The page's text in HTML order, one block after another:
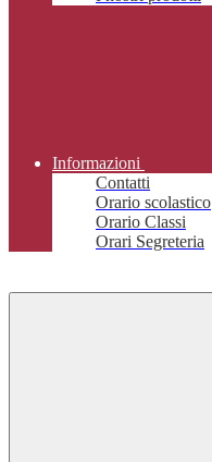
Informazioni
Contatti
Orario scolastico
Orario Classi
Orari Segreteria